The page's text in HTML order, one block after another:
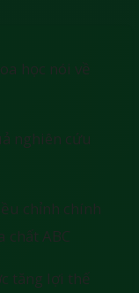
học nói về
nghiên cứu
chỉnh chính
chất ABC
tăng lợi thế